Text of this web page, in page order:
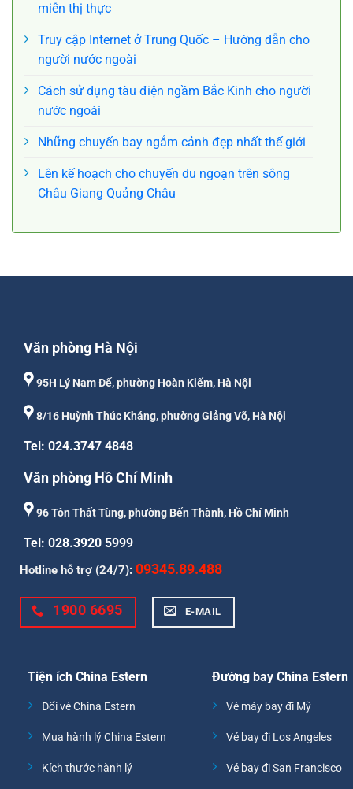
miễn thị thực
Truy cập Internet ở Trung Quốc – Hướng dẫn cho
người nước ngoài
Cách sử dụng tàu điện ngầm Bắc Kinh cho người
nước ngoài
Những chuyến bay ngắm cảnh đẹp nhất thế giới
Lên kế hoạch cho chuyến du ngoạn trên sông
Châu Giang Quảng Châu
Văn phòng Hà Nội
95H Lý Nam Đế, phường Hoàn Kiếm, Hà Nội
8/16 Huỳnh Thúc Kháng, phường Giảng Võ, Hà Nội
Tel: 024.3747 4848
Văn phòng Hồ Chí Minh
96 Tôn Thất Tùng, phường Bến Thành, Hồ Chí Minh
Tel: 028.3920 5999
Hotline hỗ trợ (24/7): 09345.89.488
1900 6695 E-MAIL
Tiện ích China Estern
Đổi vé China Estern
Mua hành lý China Estern
Kích thước hành lý
Đường bay China Estern
Vé máy bay đi Mỹ
Vé bay đi Los Angeles
Vé bay đi San Francisco